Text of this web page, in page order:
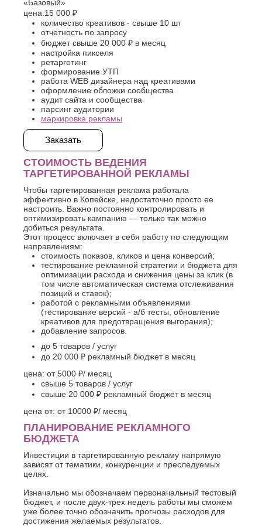
«Базовый»
цена:15 000 ₽
количество креативов - свыше 10 шт
отчетность по запросу
бюджет свыше 20 000 ₽ в месяц
настройка пикселя
ретаргетинг
формирование УТП
работа WEB дизайнера над креативами
оформление обложки сообщества
аудит сайта и сообщества
парсинг аудитории
маркировка рекламы
Заказать
СТОИМОСТЬ ВЕДЕНИЯ
ТАРГЕТИРОВАННОЙ РЕКЛАМЫ
Чтобы таргетированная реклама работала
эффективно в Копейске, недостаточно просто ее
настроить. Важно постоянно контролировать и
оптимизировать кампанию — только так можно
добиться результата.
Этот процесс включает в себя работу по следующим
направлениям:
стоимость показов, кликов и цена конверсий;
тестирование рекламной стратегии и бюджета для
оптимизации расхода и снижения цены за клик (в
том числе автоматическая система отслеживания
позиций и ставок);
работой с рекламными объявлениями
(тестирование версий - а/б тесты, обновление
креативов для предотвращения выгорания);
добавление запросов.
до 5 товаров / услуг
до 20 000 ₽ рекламный бюджет в месяц
цена: от 5000 ₽/ месяц
свыше 5 товаров / услуг
свыше 20 000 ₽ рекламный бюджет в месяц
цена от: от 10000 ₽/ месяц
ПЛАНИРОВАНИЕ РЕКЛАМНОГО
БЮДЖЕТА
Инвестиции в таргетированную рекламу напрямую
зависят от тематики, конкуренции и преследуемых
целях.
Изначально мы обозначаем первоначальный тестовый
бюджет, и после двух-трех недель работы мы сможем
уже более точно обозначить прогнозы расходов для
достижения желаемых результатов.